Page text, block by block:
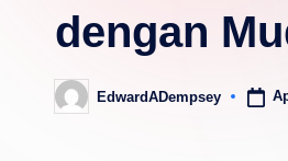
dengan
Posted
by
EdwardADempsey